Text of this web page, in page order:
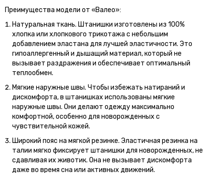
Преимущества модели от «Валео»:
Натуральная ткань. Штанишки изготовлены из 100%
хлопка или хлопкового трикотажа с небольшим
добавлением эластана для лучшей эластичности. Это
гипоаллергенный и дышащий материал, который не
вызывает раздражения и обеспечивает оптимальный
теплообмен.
Мягкие наружные швы. Чтобы избежать натираний и
дискомфорта, в штанишках использованы мягкие
наружные швы. Они делают одежду максимально
комфортной, особенно для новорожденных с
чувствительной кожей.
Широкий пояс на мягкой резинке. Эластичная резинка на
талии мягко фиксирует штанишки для новорожденных, не
сдавливая их животик. Она не вызывает дискомфорта
даже во время сна или активных движений.